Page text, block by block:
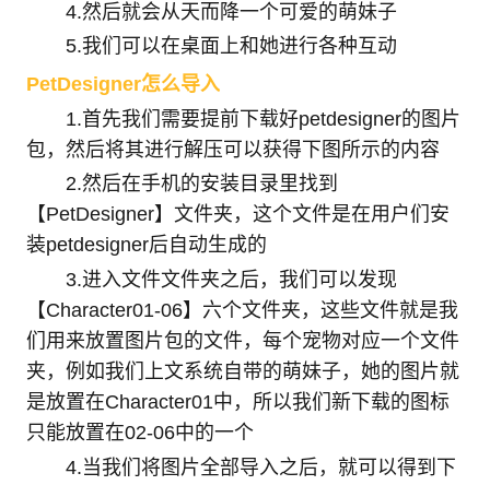
4.然后就会从天而降一个可爱的萌妹子
5.我们可以在桌面上和她进行各种互动
PetDesigner怎么导入
1.首先我们需要提前下载好petdesigner的图片
包，然后将其进行解压可以获得下图所示的内容
2.然后在手机的安装目录里找到
【PetDesigner】文件夹，这个文件是在用户们安
装petdesigner后自动生成的
3.进入文件文件夹之后，我们可以发现
【Character01-06】六个文件夹，这些文件就是我
们用来放置图片包的文件，每个宠物对应一个文件
夹，例如我们上文系统自带的萌妹子，她的图片就
是放置在Character01中，所以我们新下载的图标
只能放置在02-06中的一个
4.当我们将图片全部导入之后，就可以得到下